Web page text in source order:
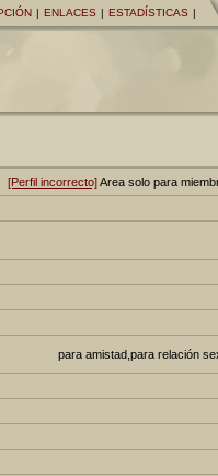
| ENLACES | ESTADÍSTICAS |
[Perfil incorrecto]Area solo para
para amistad,para relación